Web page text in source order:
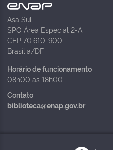
Asa Sul
SPO Área Especial 2-A
CEP 70.610-900
Brasília/DF
Horário de funcionamento
08h00 às 18h00
Contato
biblioteca@enap.gov.br